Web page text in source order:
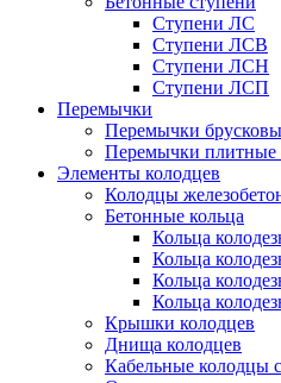
Ступени ЛС
Ступени ЛСВ
Ступени ЛСН
Ступени ЛСП
Перемычки
Перемычки
Перемычки
Элементы колодцев
Колодцы
Бетонные кольца
Кольца
Кольца
Кольца
Кольца
Крышки колодцев
Днища колодцев
Кабельные колодцы